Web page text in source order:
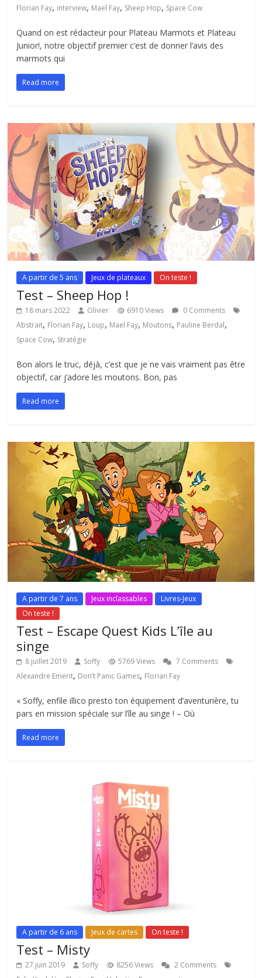
Florian Fay, interview, Mael Fay, Sheep Hop, Space Cow
Quand on est rédacteur pour Plateau Marmots et Plateau
Junior!, notre objectif premier c’est de donner l’avis des
marmots qui
Read more
A partir de 5 ans Jeux de plateaux On teste !
Test – Sheep Hop !
18 mars 2022 Olivier 6910 Views
0 Comments
Abstrait, Florian Fay, Loup, Mael Fay, Moutons, Pauline Berdal,
Space Cow, Stratégie
Bon alors le truc, déjà, c’est que je ne vais vraiment pas être
objectif, car j’adore les moutons. Bon, pas
Read more
A partir de 7 ans Jeux inclassables
Livres-Jeux
On teste !
Test – Escape Quest Kids L’île au
singe
8 juillet 2019 Soffy 5769 Views
7 Comments
Alexandre Emerit, Don’t Panic Games, Florian Fay
« Soffy, enfile illico presto ton équipement d’aventurière, tu
pars en mission spéciale sur l’île au singe ! – Où
Read more
A partir de 6 ans Jeux de cartes On teste !
Test – Misty
27 juin 2019 Soffy 8256 Views
2 Comments